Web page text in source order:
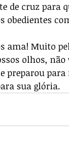
de cruz para
obedientes
ama! Muito
olhos,
preparou para
sua glória.